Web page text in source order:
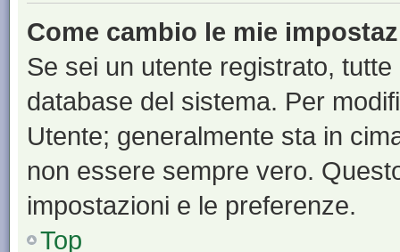
Come cambio le mie
Se sei un utente registrato,
database del sistema. Per
Utente; generalmente sta in
non essere sempre vero.
impostazioni e le preferenze.
Top